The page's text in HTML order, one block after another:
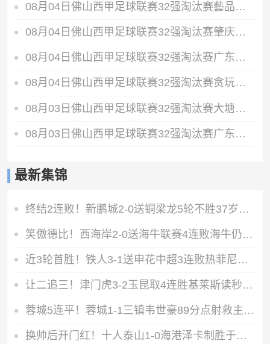
08月04日佛山西甲足球联赛32强淘汰赛藝品高國際VS湛江狂狼·粵辉能源全场录像
08月04日佛山西甲足球联赛32强淘汰赛肇庆恒骏成VS三七互娱全场录像
08月04日佛山西甲足球联赛32强淘汰赛广东西南建设VS香港圣徒全场录像
08月04日佛山西甲足球联赛32强淘汰赛贪玩游戏VS美的薪火全场录像
08月03日佛山西甲足球联赛32强淘汰赛大塘控股VS茂名市点都得全场录像
08月03日佛山西甲足球联赛32强淘汰赛广东客家青年VS广州英华思力U17全场录像
最新集锦
终结2连败！新鹏城2-0送铜梁龙5轮不胜37岁姜至鹏破门韦斯利建功
笑傲德比！西海岸2-0送海牛联赛4连败海牛仍垫底西海岸升至第二
近3轮首胜！铁人3-1送申花中超3连败热菲尼奥双响邦本宜裕传射
让二追三！津门虎3-2玉昆取4连胜基莱斯读秒绝杀萨尔瓦多破门
蓉城5连平！蓉城1-1三镇韦世豪89分点射救主费利佩造点李昂破门
换帅后开门红！十人泰山1-0海港泽卡制胜于金永扑点海港三球被吹